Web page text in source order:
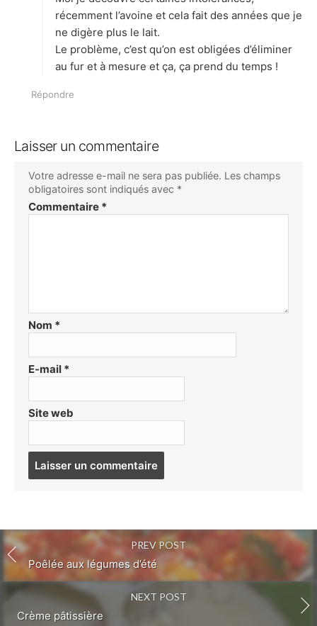
:
récemment l’avoine et cela fait des années que je
ne digère plus le lait.
Le problème, c’est qu’on est obligées d’éliminer
au fur et à mesure et ça, ça prend du temps !
Répondre
Laisser un commentaire
Votre adresse e-mail ne sera pas publiée. Les champs
obligatoires sont indiqués avec *
Commentaire *
Nom *
E-mail *
Site web
PREV POST
Poêlée aux légumes d’été
NEXT POST
Crème pâtissière